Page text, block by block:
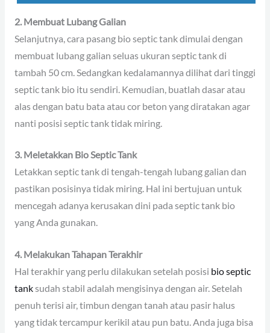
2. Membuat Lubang Galian
Selanjutnya, cara pasang bio septic tank dimulai dengan
membuat lubang galian seluas ukuran septic tank di
tambah 50 cm. Sedangkan kedalamannya dilihat dari tinggi
septic tank bio itu sendiri. Kemudian, buatlah dasar atau
alas dengan batu bata atau cor beton yang diratakan agar
nanti posisi septic tank tidak miring.
3. Meletakkan Bio Septic Tank
Letakkan septic tank di tengah-tengah lubang galian dan
pastikan posisinya tidak miring. Hal ini bertujuan untuk
mencegah adanya kerusakan dini pada septic tank bio
yang Anda gunakan.
4. Melakukan Tahapan Terakhir
Hal terakhir yang perlu dilakukan setelah posisi bio septic
tanksudah stabil adalah mengisinya dengan air. Setelah
penuh terisi air, timbun dengan tanah atau pasir halus
yang tidak tercampur kerikil atau pun batu. Anda juga bisa